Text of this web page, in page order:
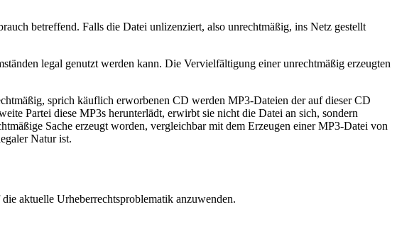
betreffend. Falls die Datei unlizenziert, also unrechtmäßig, ins Netz gestellt
legal genutzt werden kann. Die Vervielfältigung einer unrechtmäßig erzeugten
sprich käuflich erworbenen CD werden MP3-Dateien der auf dieser CD
Partei diese MP3s herunterlädt, erwirbt sie nicht die Datei an sich, sondern
Sache erzeugt worden, vergleichbar mit dem Erzeugen einer MP3-Datei von
Natur ist.
aktuelle Urheberrechtsproblematik anzuwenden.